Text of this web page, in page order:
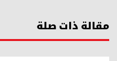
مقالة ذات صلة